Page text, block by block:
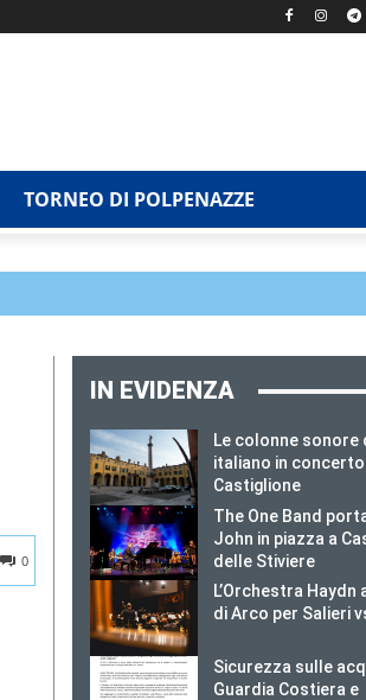
TORNEO DI POLPENAZZE
0
IN EVIDENZA
Le colonne sonore
italiano in concerto
Castiglione
The One Band
John in piazza a
delle Stiviere
L’Orchestra Haydn
di Arco per Salieri
Sicurezza sulle
Guardia Costiera e